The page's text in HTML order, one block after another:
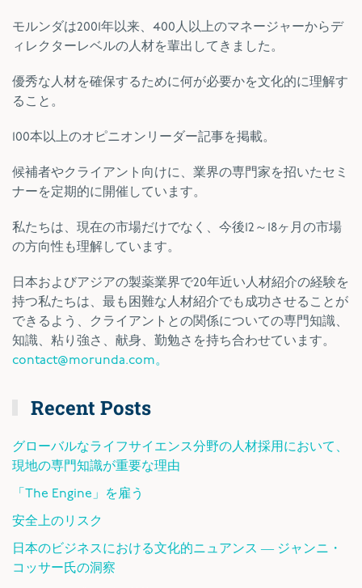
モルンダは2001年以来、400人以上のマネージャーからデ
ィレクターレベルの人材を輩出してきました。
優秀な人材を確保するために何が必要かを文化的に理解す
ること。
100本以上のオピニオンリーダー記事を掲載。
候補者やクライアント向けに、業界の専門家を招いたセミ
ナーを定期的に開催しています。
私たちは、現在の市場だけでなく、今後12～18ヶ月の市場
の方向性も理解しています。
日本およびアジアの製薬業界で20年近い人材紹介の経験を
持つ私たちは、最も困難な人材紹介でも成功させることが
できるよう、クライアントとの関係についての専門知識、
知識、粘り強さ、献身、勤勉さを持ち合わせています。
contact@morunda.com。
Recent Posts
グローバルなライフサイエンス分野の人材採用において、
現地の専門知識が重要な理由
「The Engine」を雇う
安全上のリスク
日本のビジネスにおける文化的ニュアンス ― ジャンニ・
コッサー氏の洞察